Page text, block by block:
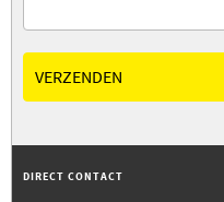
VERZENDEN
DIRECT CONTACT